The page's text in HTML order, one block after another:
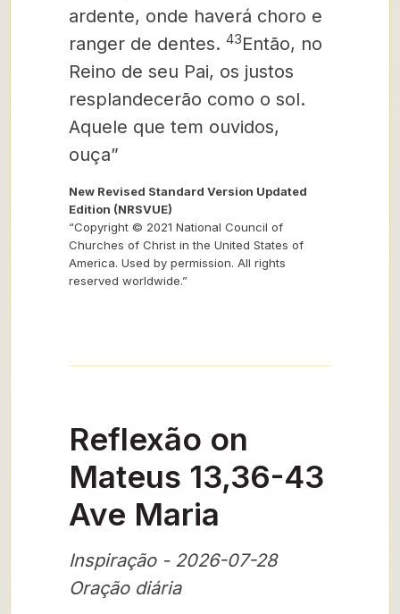
ardente, onde haverá choro e
ranger de dentes. 43Então, no
Reino de seu Pai, os justos
resplandecerão como o sol.
Aquele que tem ouvidos,
ouça”
New Revised Standard Version Updated
Edition (NRSVUE)
“Copyright © 2021 National Council of
Churches of Christ in the United States of
America. Used by permission. All rights
reserved worldwide.”
Reflexão on
Mateus 13,36-43
Ave Maria
Inspiração - 2026-07-28
Oração diária